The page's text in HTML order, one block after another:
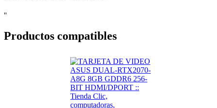
''
Productos compatibles